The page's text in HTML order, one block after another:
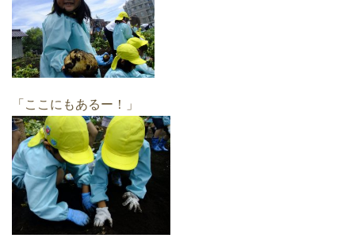
「ここにもあるー！」